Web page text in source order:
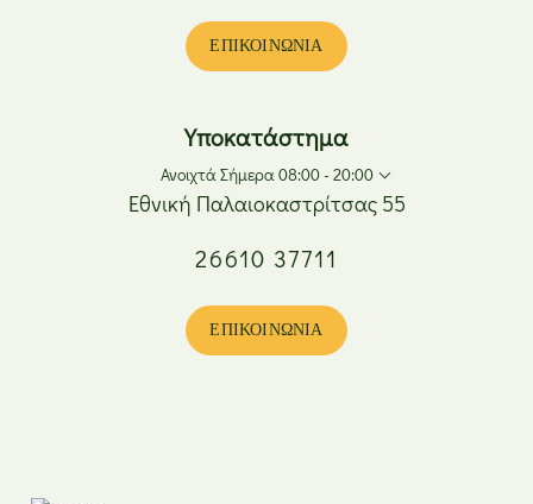
08:00 - 20:00
Παρασκευή
08:00 - 20:00
Κυριακή
ΕΠΙΚΟΙΝΩΝΊΑ
Υποκατάστημα
Ανοιχτά Σήμερα 08:00 - 20:00
08:00 - 17:00
Τετάρτη
08:00 - 17:00
08:00 - 20:00
Εθνική Παλαιοκαστρίτσας 55
26610 37711
ΕΠΙΚΟΙΝΩΝΊΑ